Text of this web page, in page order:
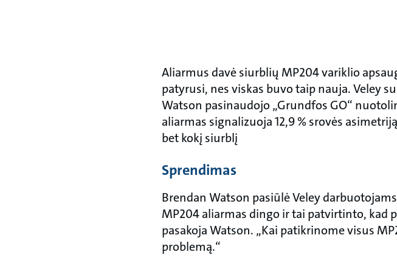
Aliarmus davė siurblių MP204 variklio
patyrusi, nes viskas buvo taip nauja. Veley
Watson pasinaudojo „Grundfos GO“
aliarmas signalizuoja 12,9 % srovės
bet kokį siurblį
Sprendimas
Brendan Watson pasiūlė Veley
MP204 aliarmas dingo ir tai patvirtinto, kad
pasakoja Watson. „Kai patikrinome visus
problemą.“